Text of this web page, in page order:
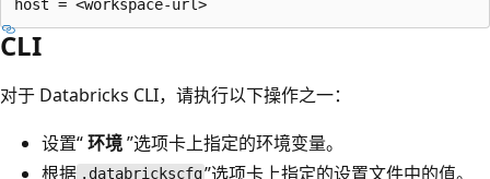
CLI
对于 Databricks CLI，请执行以下操作之一：
设置“环境”选项卡上指定的环境变量。
根据 .databrickscfg”选项卡上指定的设置文件中的值。